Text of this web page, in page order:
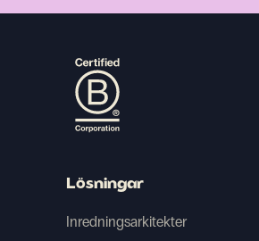
Lösningar
Inredningsarkitekter